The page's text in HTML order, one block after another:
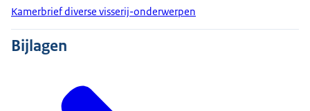
Kamerbrief diverse visserij-onderwerpen
Bijlagen